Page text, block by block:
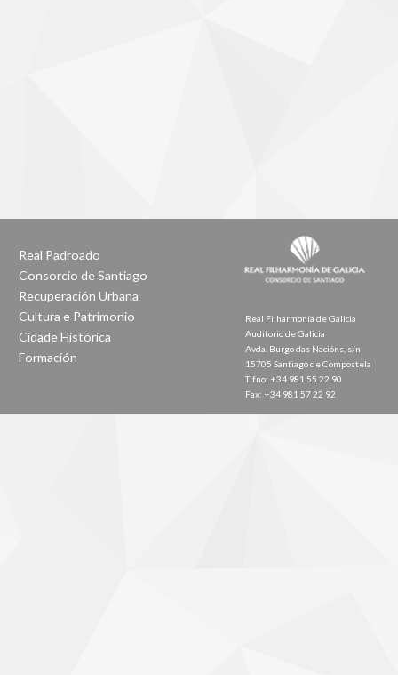
Real Padroado
Consorcio de Santiago
Recuperación Urbana
Cultura e Patrimonio
Cidade Histórica
Formación
Real Filharmonía de Galicia
Auditorio de Galicia
Avda. Burgo das Nacións, s/n
15705 Santiago de Compostela
Tlfno: +34 981 55 22 90
Fax: +34 981 57 22 92